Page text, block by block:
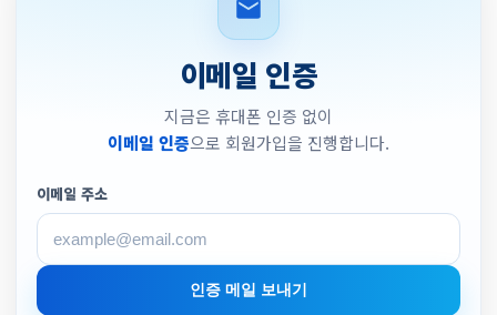
이메일 인증
지금은 휴대폰 인증 없이
이메일 인증으로 회원가입을 진행합니다.
이메일 주소
인증 메일 보내기